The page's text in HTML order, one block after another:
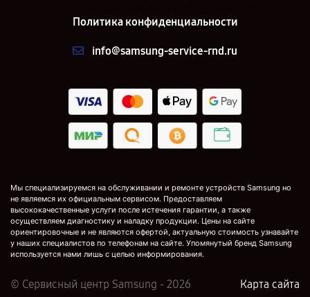
Политика конфиденциальности
info@samsung-service-rnd.ru
Мы специализируемся на обслуживании и ремонте устройств Samsung но
не являемся их официальным сервисом. Предоставляем
высококачественные услуги после истечения гарантии, а также
осуществляем диагностику и наладку продукции. Цены на сайте
ориентировочные и не являются офертой, актуальную стоимость узнавайте
у наших специалистов по телефонам на сайте. Упомянутый бренд Samsung
используется нами лишь с целью информирования.
© Сервисный центр Samsung - 2026 Карта сайта